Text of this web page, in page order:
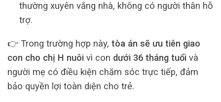
thường xuyên vắng nhà, không có người thân hỗ
trợ.
👉 Trong trường hợp này, tòa án sẽ ưu tiên giao
con cho chị H nuôi vì con dưới 36 tháng tuổi và
người mẹ có điều kiện chăm sóc trực tiếp, đảm
bảo quyền lợi toàn diện cho trẻ.